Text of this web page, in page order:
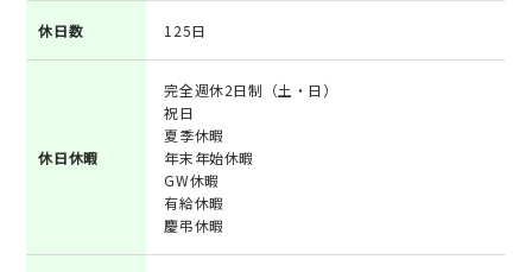
休日数 125日
休日休暇
完全週休2日制（土・日）
祝日
夏季休暇
年末年始休暇
GW休暇
有給休暇
慶弔休暇